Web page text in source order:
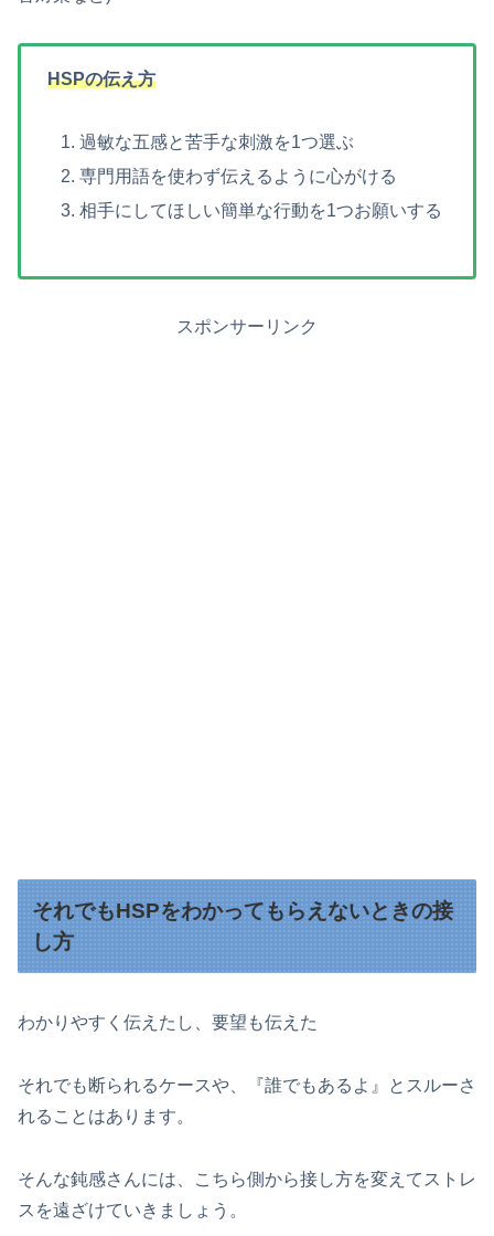
HSPの伝え方
過敏な五感と苦手な刺激を1つ選ぶ
専門用語を使わず伝えるように心がける
相手にしてほしい簡単な行動を1つお願いする
スポンサーリンク
それでもHSPをわかってもらえないときの接
し方
わかりやすく伝えたし、要望も伝えた
それでも断られるケースや、『誰でもあるよ』とスルーさ
れることはあります。
そんな鈍感さんには、こちら側から接し方を変えてストレ
スを遠ざけていきましょう。